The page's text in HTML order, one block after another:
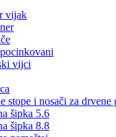
vijak
vijci
stope i nosači za drvene
šipka 5.6
šipka 8.8